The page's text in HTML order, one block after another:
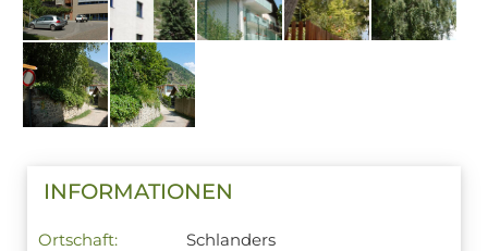
INFORMATIONEN
Ortschaft:
Schlanders